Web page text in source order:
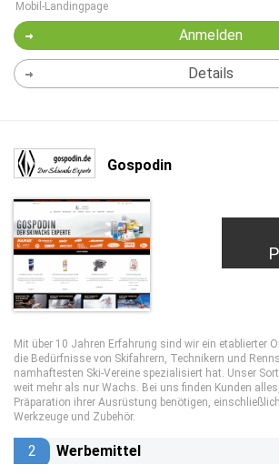
Mobil-Landingpage
Anmelden
Details
Gospodin
Mit über 10 Jahren Erfahrung sind wir ein etablierter
die Bedürfnisse von Skifahrern, Technikern und
namhaftesten Ski-Vereine spezialisiert hat. Unser
weit mehr als nur Wachs. Bei uns finden Kunden
Präparation ihrer Ausrüstung benötigen,
Werkzeuge und Zubehör.
2 Werbemittel